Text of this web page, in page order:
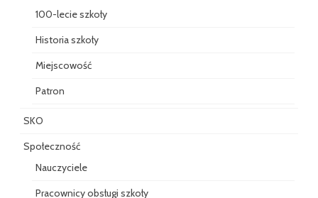
100-lecie szkoły
Historia szkoły
Miejscowość
Patron
SKO
Społeczność
Nauczyciele
Pracownicy obsługi szkoły